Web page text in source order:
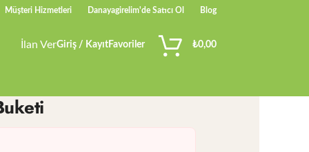
Müşteri Hizmetleri Danayagirelim'de Satıcı Ol Blog
İlan VerGiriş / Kayıt Favoriler ₺0,00